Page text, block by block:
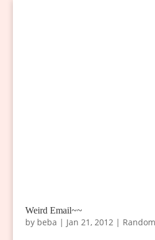
Weird Email~~
by beba | Jan 21, 2012|